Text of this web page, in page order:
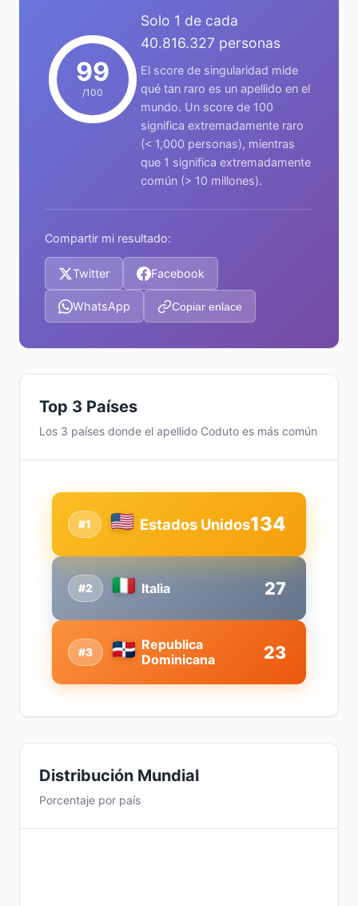
99
/100
Solo 1 de cada
40.816.327 personas
El score de singularidad mide
qué tan raro es un apellido en el
mundo. Un score de 100
significa extremadamente raro
(< 1,000 personas), mientras
que 1 significa extremadamente
común (> 10 millones).
Compartir mi resultado:
Twitter Facebook
WhatsApp Copiar enlace
Top 3 Países
Los 3 países donde el apellido Coduto es más común
#2 Italia 27
#1 Estados Unidos134
#3
Republica
Dominicana
23
Distribución Mundial
Porcentaje por país